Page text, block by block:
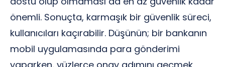
önemli. Sonuçta, karmaşık bir güvenlik süreci,
kullanıcıları kaçırabilir. Düşünün; bir bankanın
mobil uygulamasında para gönderimi